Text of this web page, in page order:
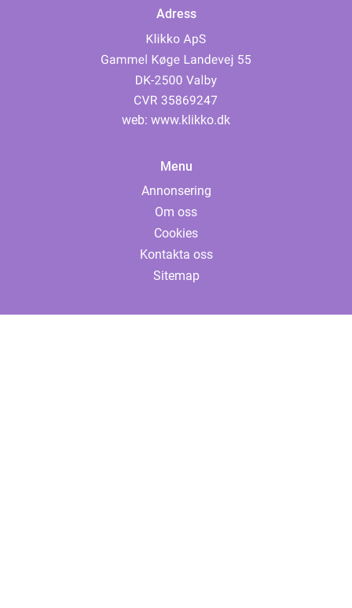
Adress
web: www.klikko.dk
Menu
Annonsering
Om oss
Cookies
Kontakta oss
Sitemap